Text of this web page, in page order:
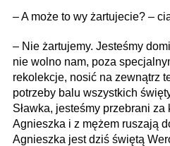
– A może to wy żartujecie? –
– Nie żartujemy. Jesteśmy
nie wolno nam, poza
rekolekcje, nosić na zewnątrz
potrzeby balu wszystkich
Sławka, jesteśmy przebrani
Agnieszka i z mężem ruszają
Agnieszka jest dziś świętą